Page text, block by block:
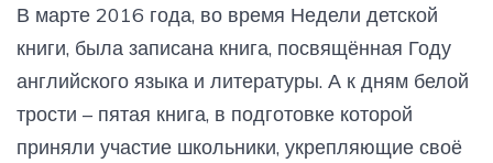
В марте 2016 года, во время Недели детской
книги, была записана книга, посвящённая Году
английского языка и литературы. А к дням белой
трости – пятая книга, в подготовке которой
приняли участие школьники, укрепляющие своё